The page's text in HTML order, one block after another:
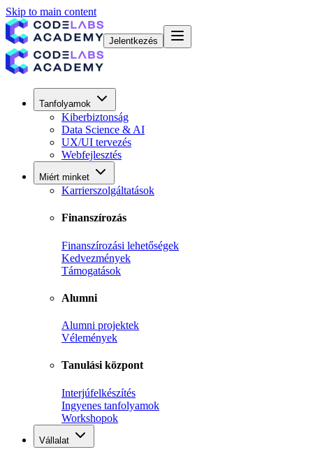
Skip to main content
Jelentkezés
Tanfolyamok
Kiberbiztonság
Data Science & AI
UX/UI tervezés
Webfejlesztés
Miért minket
Karrierszolgáltatások
Finanszírozás
Finanszírozási lehetőségek
Kedvezmények
Támogatások
Alumni
Alumni projektek
Vélemények
Tanulási központ
Interjúfelkészítés
Ingyenes tanfolyamok
Workshopok
Vállalat